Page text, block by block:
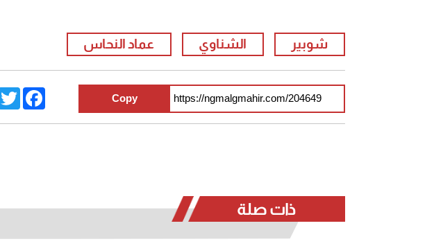
شوبير الشناوي عماد النحاس
Copy
Facebook
ذات صلة